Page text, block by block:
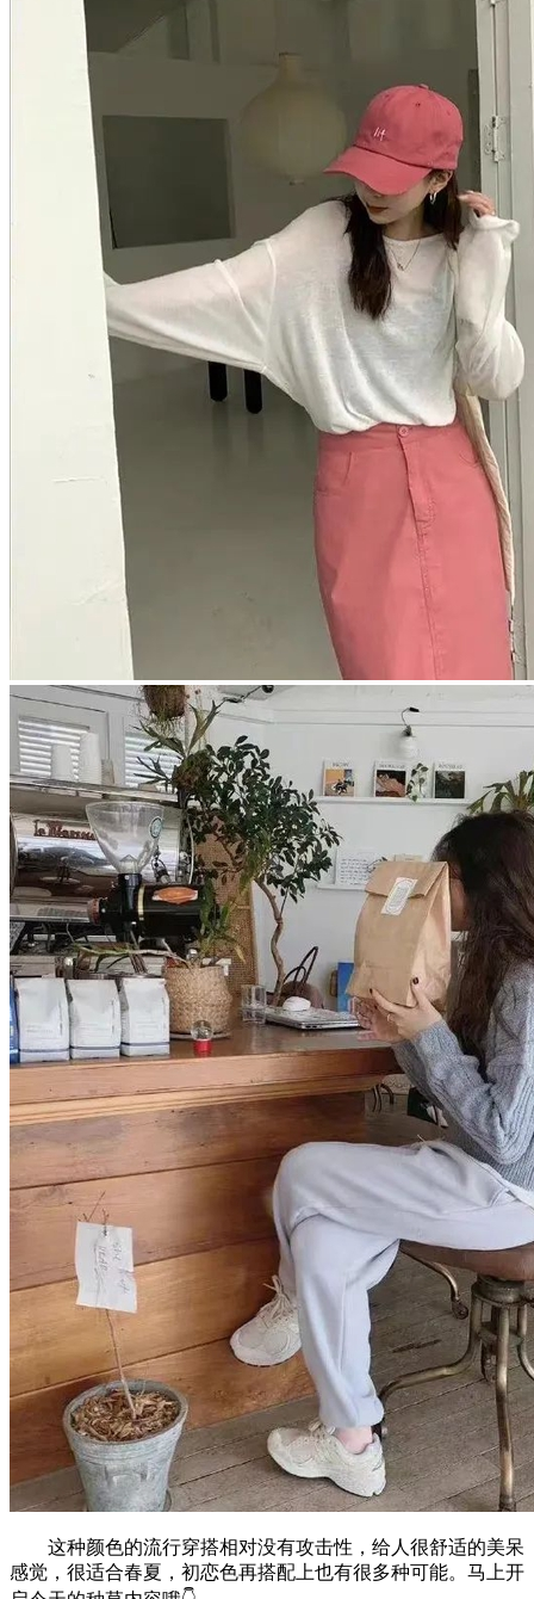
这种颜色的流行穿搭相对没有攻击性，给人很舒适的美呆
感觉，很适合春夏，初恋色再搭配上也有很多种可能。马上开